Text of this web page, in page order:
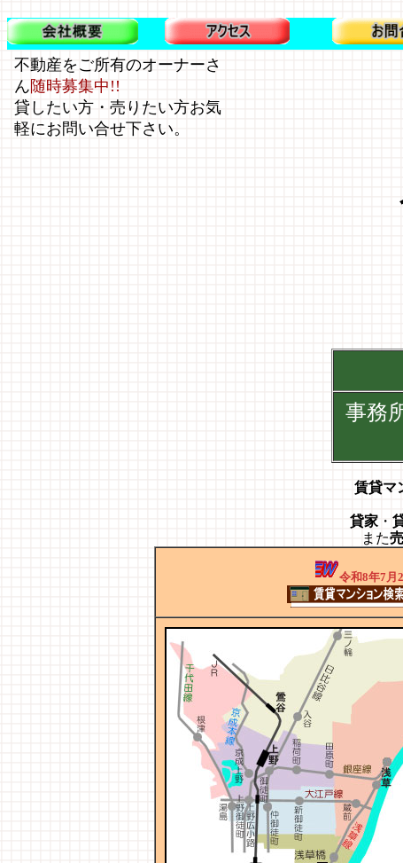
不動産をご所有のオーナーさ
ん随時募集中!!
貸したい方・売りたい方お気
軽にお問い合せ下さい。
事務
賃貸マ
貸家 ・
また
令和8年7月